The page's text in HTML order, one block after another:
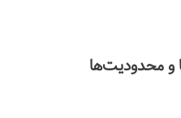
و محدودیت‌ها